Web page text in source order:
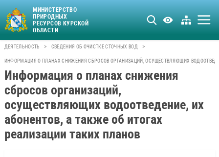
МИНИСТЕРСТВО
ПРИРОДНЫХ
РЕСУРСОВ КУРСКОЙ
ОБЛАСТИ
ДЕЯТЕЛЬНОСТЬ > СВЕДЕНИЯ ОБ ОЧИСТКЕ СТОЧНЫХ ВОД >
ИНФОРМАЦИЯ О ПЛАНАХ СНИЖЕНИЯ СБРОСОВ ОРГАНИЗАЦИЙ, ОСУЩЕСТВЛЯЮЩИХ
Информация о планах снижения
сбросов организаций,
осуществляющих водоотведение, их
абонентов, а также об итогах
реализации таких планов